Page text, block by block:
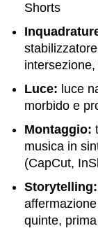
Shorts
Luce: luce
morbido e
Montaggio:
musica in
(CapCut,
Storytelling:
quinte,